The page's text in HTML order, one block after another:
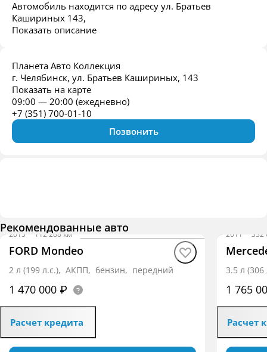
Автомобиль находится по адресу ул. Братьев
Кашириных 143,
Показать описание
Планета Авто Коллекция
г. Челябинск, ул. Братьев Кашириных, 143
Показать на карте
09:00 — 20:00 (ежедневно)
+7 (351) 700-01-10
Позвонить
Рекомендованные авто
2015·112 288 км
FORD Mondeo
2 л (199 л.с.), АКПП, бензин, передний
1 470 000 ₽
Расчет кредита
2011 332
3.5 л
1 765
Расчет